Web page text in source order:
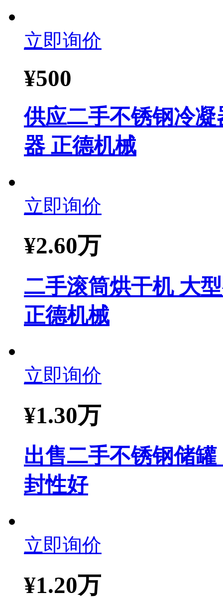
立即询价
¥500
供应二手不锈钢冷
器 正德机械
立即询价
¥2.60万
二手滚筒烘干机 大
正德机械
立即询价
¥1.30万
出售二手不锈钢储
封性好
立即询价
¥1.20万